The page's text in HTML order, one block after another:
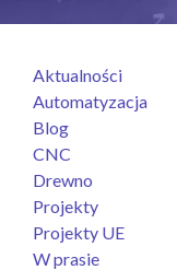
Aktualności
Automatyzacja
Blog
CNC
Drewno
Projekty
Projekty UE
W prasie